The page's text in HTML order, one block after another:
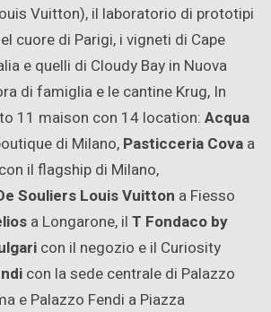
Vuitton), il laboratorio di prototipi
cuore di Parigi, i vigneti di Cape
e quelli di Cloudy Bay in Nuova
di famiglia e le cantine Krug, In
11 maison con 14 location: Acqua
di Milano, Pasticceria Cova a
con il flagship di Milano,
Souliers Louis Vuitton a Fiesso
a Longarone, il T Fondaco by
con il negozio e il Curiosity
con la sede centrale di Palazzo
e Palazzo Fendi a Piazza